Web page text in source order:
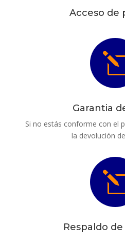
Acceso de
Garantia
Si no estás conforme con el
la devolución
Respaldo